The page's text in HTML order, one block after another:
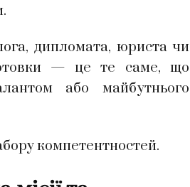
дипломата, юриста чи
— це те саме, що
або майбутнього
компетентностей.